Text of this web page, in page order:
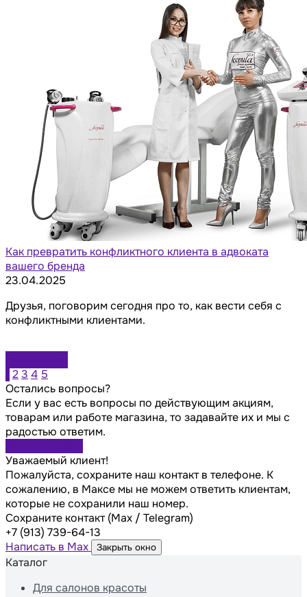
Как превратить конфликтного клиента в адвоката
вашего бренда
23.04.2025
Друзья, поговорим сегодня про то, как вести себя с
конфликтными клиентами.
23 4 5
Остались вопросы?
Если у вас есть вопросы по действующим акциям,
товарам или работе магазина, то задавайте их и мы с
радостью ответим.
Уважаемый клиент!
Пожалуйста, сохраните наш контакт в телефоне. К
сожалению, в Максе мы не можем ответить клиентам,
которые не сохранили наш номер.
Сохраните контакт (Max / Telegram)
+7 (913) 739-64-13
Написать в Max
Закрыть окно
Каталог
Для салонов красоты